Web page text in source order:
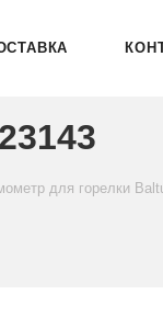
для горелки